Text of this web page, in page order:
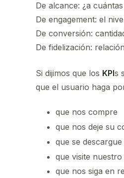
De alcance: ¿a
De engagement: el
De conversión:
De fidelización:
Si dijimos que los KPIs
que el usuario haga
que nos compre
que nos deje su
que se
que visite nuestro
que nos siga en